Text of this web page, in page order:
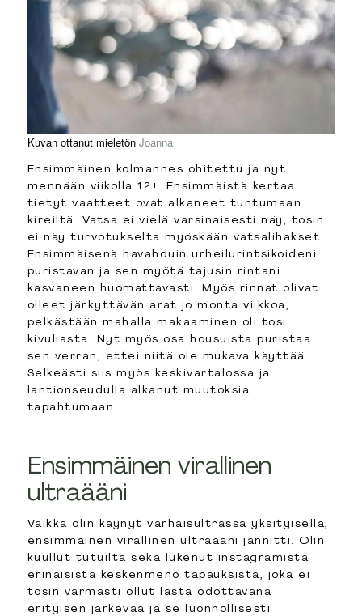
Kuvan ottanut mieletön Joanna
Ensimmäinen kolmannes ohitettu ja nyt
mennään viikolla 12+. Ensimmäistä kertaa
tietyt vaatteet ovat alkaneet tuntumaan
kireiltä. Vatsa ei vielä varsinaisesti näy, tosin
ei näy turvotukselta myöskään vatsalihakset.
Ensimmäisenä havahduin urheilurintsikoideni
puristavan ja sen myötä tajusin rintani
kasvaneen huomattavasti. Myös rinnat olivat
olleet järkyttävän arat jo monta viikkoa,
pelkästään mahalla makaaminen oli tosi
kivuliasta. Nyt myös osa housuista puristaa
sen verran, ettei niitä ole mukava käyttää.
Selkeästi siis myös keskivartalossa ja
lantionseudulla alkanut muutoksia
tapahtumaan.
Ensimmäinen virallinen
ultraääni
Vaikka olin käynyt varhaisultrassa yksityisellä,
ensimmäinen virallinen ultraääni jännitti. Olin
kuullut tutuilta sekä lukenut instagramista
erinäisistä keskenmeno tapauksista, joka ei
tosin varmasti ollut lasta odottavana
erityisen järkevää ja se luonnollisesti